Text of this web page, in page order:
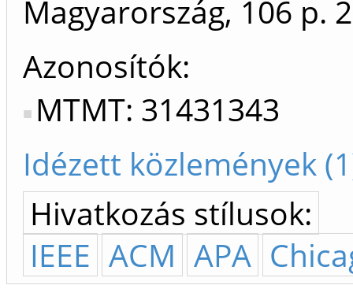
Magyarország, 106 p.
Azonosítók
MTMT: 31431343
Idézett közlemények
Hivatkozás stílusok:
IEEE ACM APA